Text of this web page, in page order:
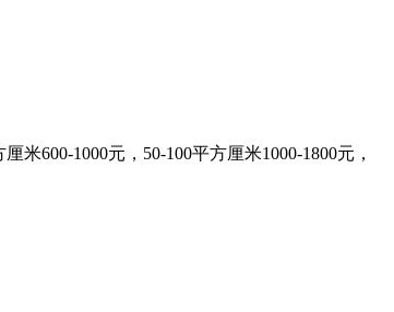
米600-1000元，50-100平方厘米1000-1800元，